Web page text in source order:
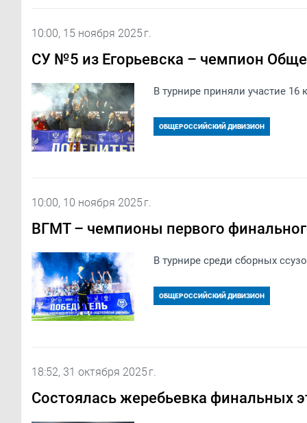
10:00, 15 ноября 2025 г.
СУ №5 из Егорьевска – чемпион
В турнире приняли участие
ОБЩЕРОССИЙСКИЙ ДИВИЗИОН
10:00, 10 ноября 2025 г.
ВГМТ – чемпионы первого
В турнире среди сборных
ОБЩЕРОССИЙСКИЙ ДИВИЗИОН
18:52, 31 октября 2025 г.
Состоялась жеребьевка финальных